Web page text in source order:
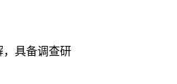
，具备调查研